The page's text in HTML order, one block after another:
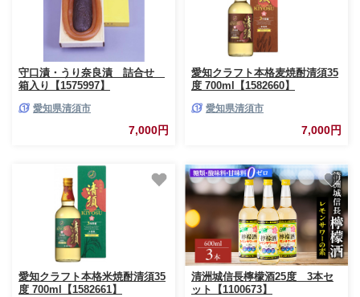
守口漬・うり奈良漬 詰合せ
箱入り【1575997】
愛知県清須市
7,000円
愛知クラフト本格麦焼酎清須35
度 700ml【1582660】
愛知県清須市
7,000円
愛知クラフト本格米焼酎清須35
度 700ml【1582661】
清洲城信長檸檬酒25度 3本セ
ット【1100673】